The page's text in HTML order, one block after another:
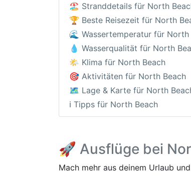
🏖️ Stranddetails für North
🏆 Beste Reisezeit für North
🌊 Wassertemperatur für North
💧 Wasserqualität für North
🌤️ Klima für North Beach
🎯 Aktivitäten für North Beach
🗺️ Lage & Karte für North
ℹ️ Tipps für North Beach
🚀 Ausflüge bei
Mach mehr aus deinem Urlaub